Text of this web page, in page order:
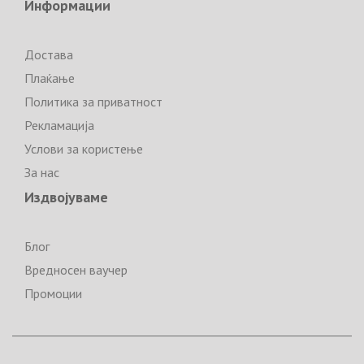
Информации
Достава
Плаќање
Политика за приватност
Рекламација
Услови за користење
За нас
Издвојуваме
Блог
Вредносен ваучер
Промоции